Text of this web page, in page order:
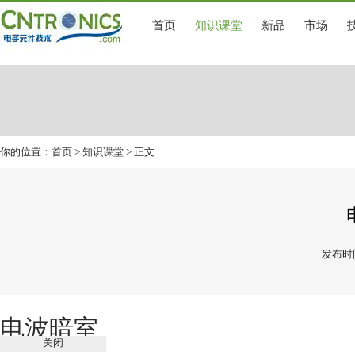
首页 知识课堂 新品 市场
你的位置： 首页 > 知识课堂 > 正文
发布时
电波暗室
关闭